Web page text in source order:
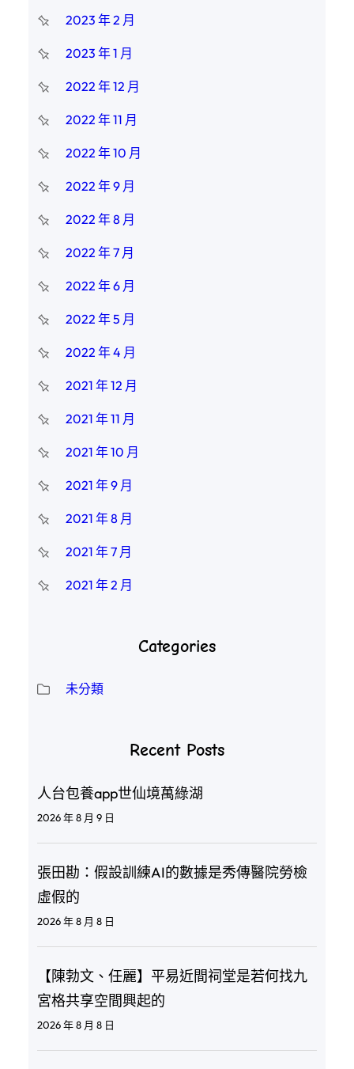
2023 年 2 月
2023 年 1 月
2022 年 12 月
2022 年 11 月
2022 年 10 月
2022 年 9 月
2022 年 8 月
2022 年 7 月
2022 年 6 月
2022 年 5 月
2022 年 4 月
2021 年 12 月
2021 年 11 月
2021 年 10 月
2021 年 9 月
2021 年 8 月
2021 年 7 月
2021 年 2 月
Categories
未分類
Recent Posts
人台包養app世仙境萬綠湖
2026 年 8 月 9 日
張田勘：假設訓練AI的數據是秀傳醫院勞檢
虛假的
2026 年 8 月 8 日
【陳勃文、任麗】平易近間祠堂是若何找九
宮格共享空間興起的
2026 年 8 月 8 日